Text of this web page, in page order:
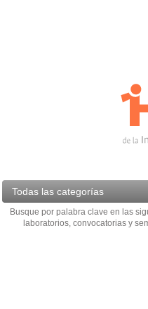
Todas las categorías
Busque por palabra clave en las
laboratorios, convocatorias y